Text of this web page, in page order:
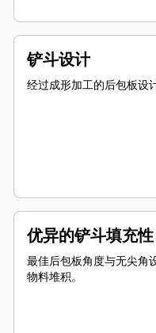
铲斗设计
经过成形加工的后包板设
优异的铲斗填充性
最佳后包板角度与无尖角
物料堆积。